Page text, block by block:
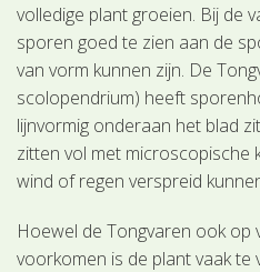
volledige plant groeien. Bij de
sporen goed te zien aan de
van vorm kunnen zijn. De
scolopendrium) heeft
lijnvormig onderaan het blad
zitten vol met microscopische
wind of regen verspreid
Hoewel de Tongvaren ook op
voorkomen is de plant vaak te